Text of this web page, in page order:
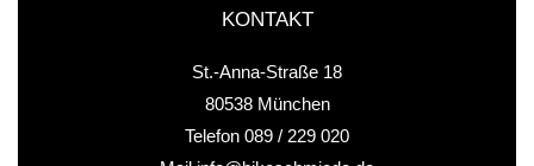
KONTAKT
St.-Anna-Straße 18
80538 München
Telefon 089 / 229 020